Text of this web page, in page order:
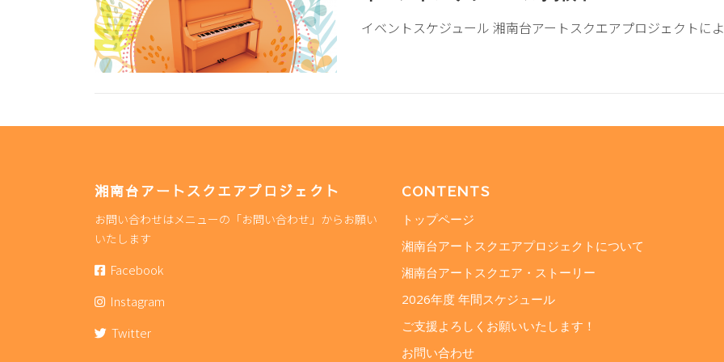
イベントスケジュール 湘南台アートスクエアプロジェクトに
湘南台アートスクエアプロジェクト
お問い合わせはメニューの「お問い合わせ」からお願い
いたします
Facebook
Instagram
Twitter
CONTENTS
トップページ
湘南台アートスクエアプロジェクトについて
湘南台アートスクエア・ストーリー
2026年度 年間スケジュール
ご支援よろしくお願いいたします！
お問い合わせ